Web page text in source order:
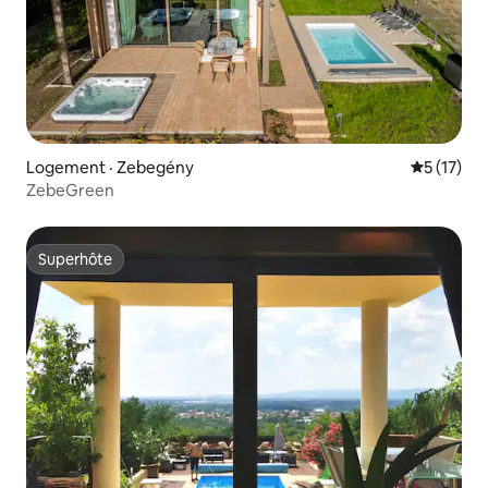
Logement · Zebegény Note
5 (17)
ZebeGreen
Superhôte
Superhôte